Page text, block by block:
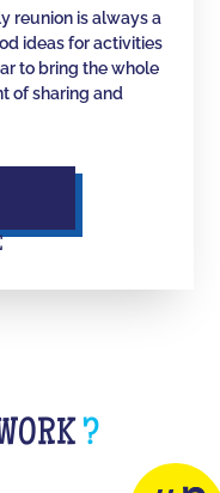
reunion is always a
ideas for activities
to bring the whole
of sharing and
?